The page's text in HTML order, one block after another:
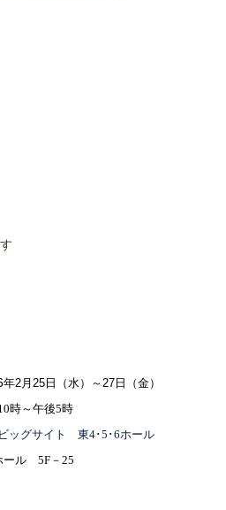
年2月25 日（水）～27 日（金）
時～午後5時
ッグサイト 東4･5･6ホール
ル 5F－25